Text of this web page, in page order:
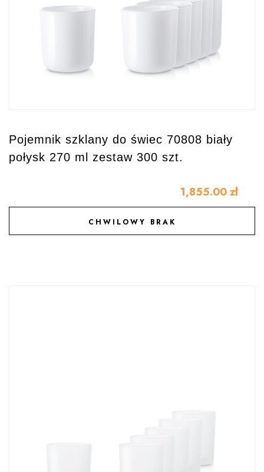
Pojemnik szklany do świec 70808 biały
połysk 270 ml zestaw 300 szt.
1,855.00 zł
CHWILOWY BRAK
DODAJ DO ULUBIONYCH